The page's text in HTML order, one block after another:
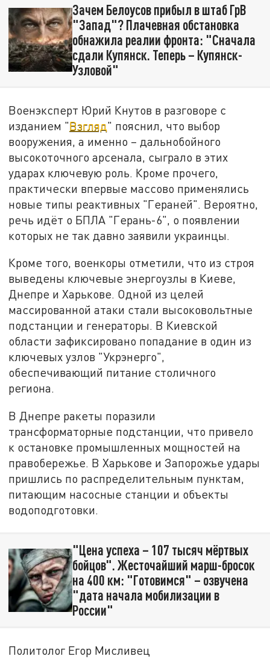
Зачем Белоусов прибыл в штаб ГрВ
"Запад"? Плачевная обстановка
обнажила реалии фронта: "Сначала
сдали Купянск. Теперь – Купянск-
Узловой"
Военэксперт Юрий Кнутов в разговоре с
изданием "Взгляд" пояснил, что выбор
вооружения, а именно – дальнобойного
высокоточного арсенала, сыграло в этих
ударах ключевую роль. Кроме прочего,
практически впервые массово применялись
новые типы реактивных "Гераней". Вероятно,
речь идёт о БПЛА "Герань-6", о появлении
которых не так давно заявили украинцы.
Кроме того, военкоры отметили, что из строя
выведены ключевые энергоузлы в Киеве,
Днепре и Харькове. Одной из целей
массированной атаки стали высоковольтные
подстанции и генераторы. В Киевской
области зафиксировано попадание в один из
ключевых узлов "Укрэнерго",
обеспечивающий питание столичного
региона.
В Днепре ракеты поразили
трансформаторные подстанции, что привело
к остановке промышленных мощностей на
правобережье. В Харькове и Запорожье удары
пришлись по распределительным пунктам,
питающим насосные станции и объекты
водоподготовки.
"Цена успеха – 107 тысяч мёртвых
бойцов". Жесточайший марш-бросок
на 400 км: "Готовимся" – озвучена
"дата начала мобилизации в
России"
Политолог Егор Мисливец